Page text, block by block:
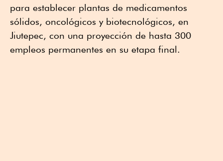
para establecer plantas de medicamentos
sólidos, oncológicos y biotecnológicos, en
Jiutepec, con una proyección de hasta 300
empleos permanentes en su etapa final.